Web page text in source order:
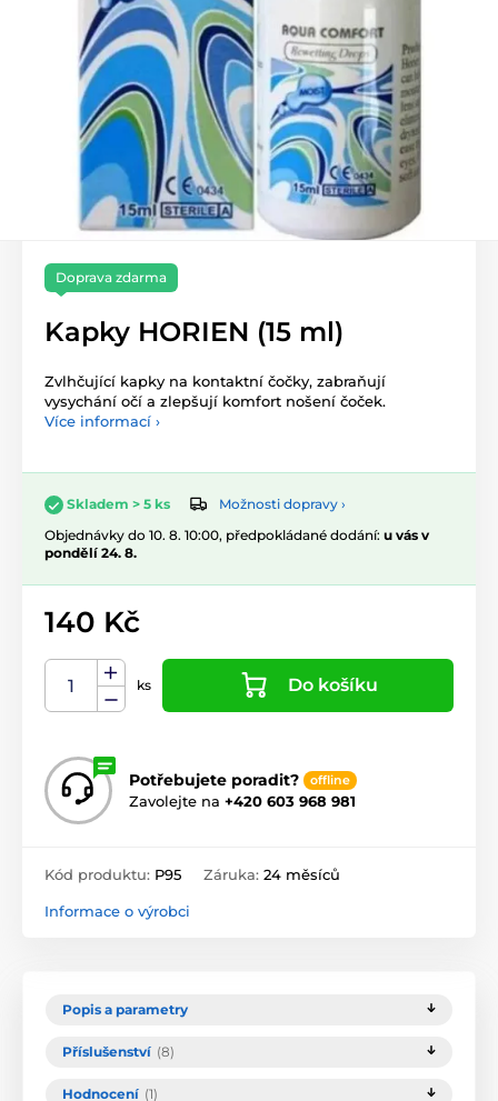
Doprava zdarma
Kapky HORIEN (15 ml)
Zvlhčující kapky na kontaktní čočky, zabraňují
vysychání očí a zlepšují komfort nošení čoček.
Více informací ›
Skladem > 5 ks
Možnosti dopravy ›
Objednávky do 10. 8. 10:00, předpokládané dodání: u vás v
pondělí 24. 8.
140 Kč
ks Do košíku
Potřebujete poradit? offline
Zavolejte na +420 603 968 981
Kód produktu: P95 Záruka: 24 měsíců
Informace o výrobci
Popis a parametry
Příslušenství (8)
Hodnocení (1)